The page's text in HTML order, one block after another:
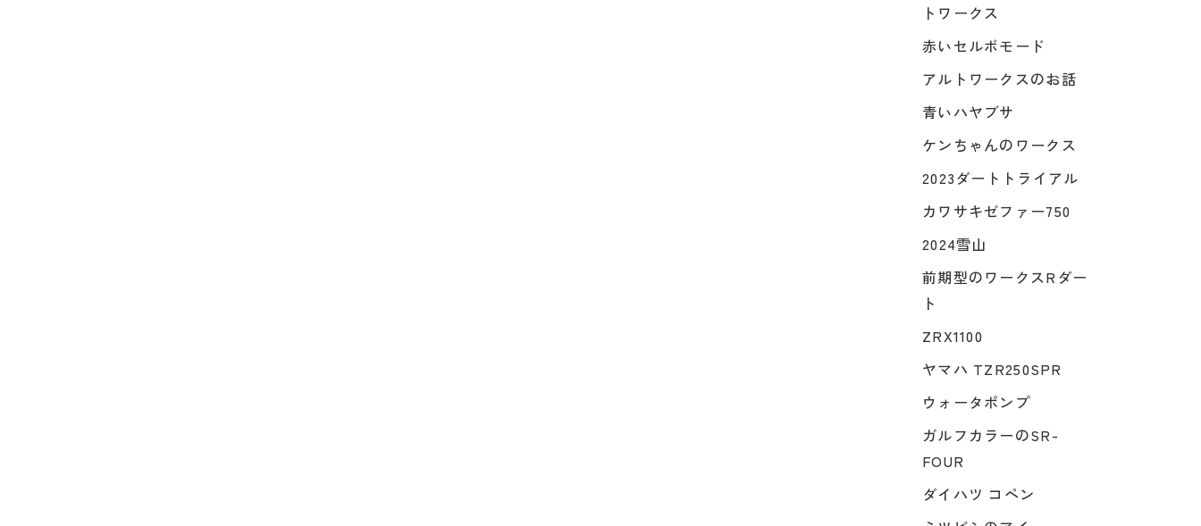
トワークス
赤いセルボモード
アルトワークスのお話
青いハヤブサ
ケンちゃんのワークス
2023ダートトライアル
カワサキゼファー750
2024雪山
前期型のワークスRダー
ト
ZRX1100
ヤマハ TZR250SPR
ウォータポンプ
ガルフカラーのSR-
FOUR
ダイハツ コペン